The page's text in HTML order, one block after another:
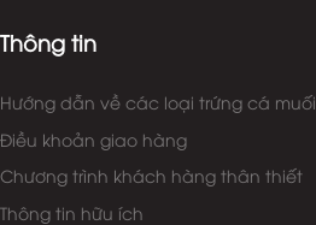
Thông tin
Hướng dẫn về các loại trứng cá muối
Điều khoản giao hàng
Chương trình khách hàng thân thiết
Thông tin hữu ích